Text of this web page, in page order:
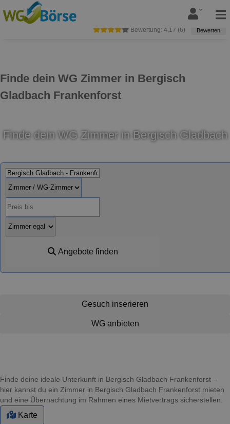
Finde dein WG Zimmer in Bergisch
Gladbach Frankenforst
Bewertung: 4,17 (6) Bewerten
Finde dein WG Zimmer in Bergisch Gladbach
Angebote finden
Gesuch inserieren
WG anbieten
Finde deine ideale Unterkunft in Bergisch Gladbach Frankenforst –
hier kannst du ein Zimmer in Bergisch Gladbach Frankenforst mieten
und eine Übernachtung im Rahmen eines Mietvertrags sicherstellen.
Karte